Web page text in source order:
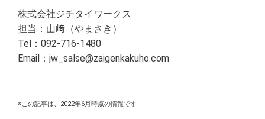
株式会社ジチタイワークス
担当：山﨑（やまさき）
Tel：092-716-1480
Email：jw_salse@zaigenkakuho.com
※この記事は、2022年6月時点の情報です